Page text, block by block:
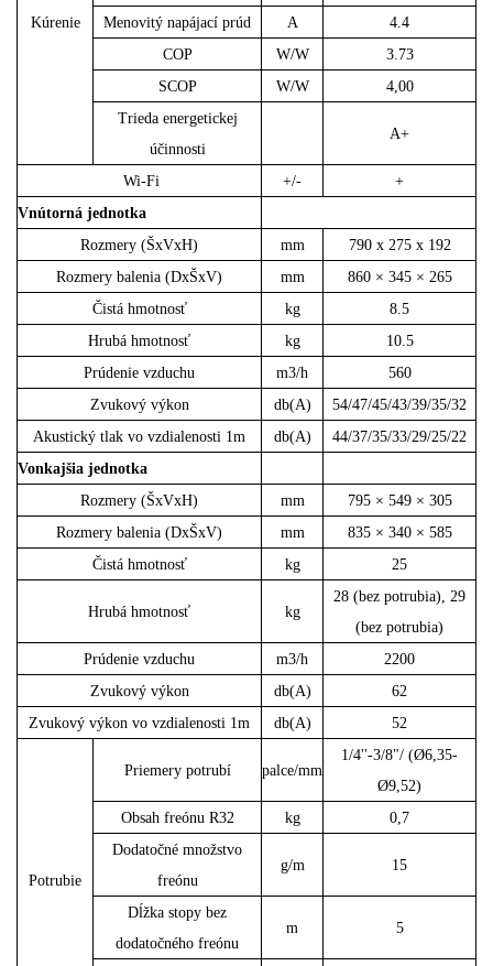
Kúrenie Menovitý napájací prúd A
4.4
COP
W/W
3.73
SCOP
W/W
4,00
Trieda energetickej
účinnosti
A+
Wi-Fi +/-
+
Vnútorná jednotka
Rozmery (ŠxVxH)
mm
790 x 275 x 192
Rozmery balenia (DxŠxV)
mm
860 × 345 × 265
Čistá hmotnosť
kg
8.5
Hrubá hmotnosť
kg
10.5
Prúdenie vzduchu
m3/h
560
Zvukový výkon
db(A)
54/47/45/43/39/35/32
Akustický tlak vo vzdialenosti 1m
db(A)
44/37/35/33/29/25/22
Vonkajšia jednotka
Rozmery (ŠxVxH)
mm
795 × 549 × 305
Rozmery balenia (DxŠxV)
mm
835 × 340 × 585
Čistá hmotnosť
kg 25
Hrubá hmotnosť kg
28 (bez potrubia), 29
(bez potrubia)
Prúdenie vzduchu
m3/h
2200
Zvukový výkon
db(A)
62
Zvukový výkon vo vzdialenosti 1m
db(A) 52
Potrubie
Priemery potrubí palce/mm
1/4''-3/8"/ (Ø6,35-
Ø9,52)
Obsah freónu R32
kg
0,7
Dodatočné množstvo
freónu
g/m 15
Dĺžka stopy bez
dodatočného freónu
m 5